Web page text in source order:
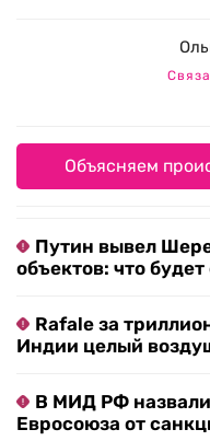
Объясняем
Путин вывел
объектов: что
Rafale за
Индии целый
В МИД РФ
Евросоюза от